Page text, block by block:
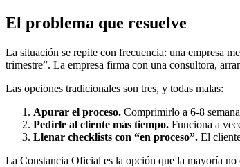
El problema que resuelve
La situación se repite con frecuencia: una empresa
trimestre”. La empresa firma con una consultora,
Las opciones tradicionales son tres, y todas malas:
Apurar el proceso. Comprimirlo a 6-8
Pedirle al cliente más tiempo. Funciona a
Llenar checklists con “en proceso”. El
La Constancia Oficial es la opción que la mayoría no